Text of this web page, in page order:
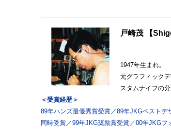
戸崎茂 【
1947年生まれ。
元グラフィック
スタムナイフの
＜受賞経歴＞
89年ハンズ最優秀賞受賞／89年JKGベストデ
同時受賞／99年JKG奨励賞受賞／00年JKG